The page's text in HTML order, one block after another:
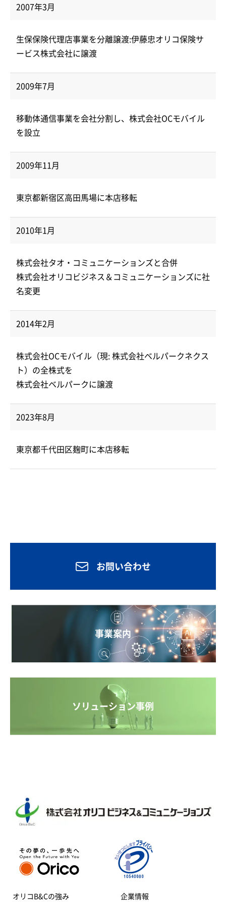
2007年3月
生保保険代理店事業を分離譲渡:伊藤忠オリコ保険サ
ービス株式会社に譲渡
2009年7月
移動体通信事業を会社分割し、株式会社OCモバイル
を設立
2009年11月
東京都新宿区高田馬場に本店移転
2010年1月
株式会社タオ・コミュニケーションズと合併
株式会社オリコビジネス＆コミュニケーションズに社
名変更
2014年2月
株式会社OCモバイル（現: 株式会社ベルパークネクス
ト）の全株式を
株式会社ベルパークに譲渡
2023年8月
東京都千代田区麹町に本店移転
お問い合わせ
事業案内
ソリューション事例
オリコB&Cの強み 企業情報